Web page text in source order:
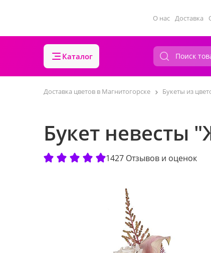
О нас Доставка
Каталог
Доставка цветов в Магнитогорске Букеты из
Букет невесты
1427 Отзывов и оценок